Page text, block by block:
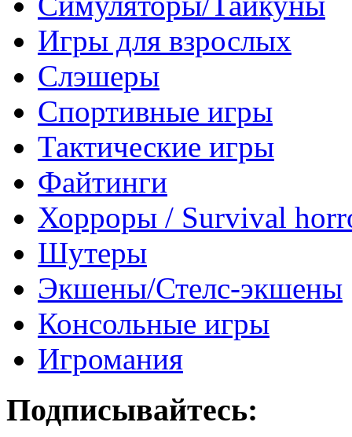
Игры для взрослых
Слэшеры
Спортивные игры
Тактические игры
Файтинги
Хорроры / Survival
Шутеры
Экшены/Стелс-экшены
Консольные игры
Игромания
Подписывайтесь: